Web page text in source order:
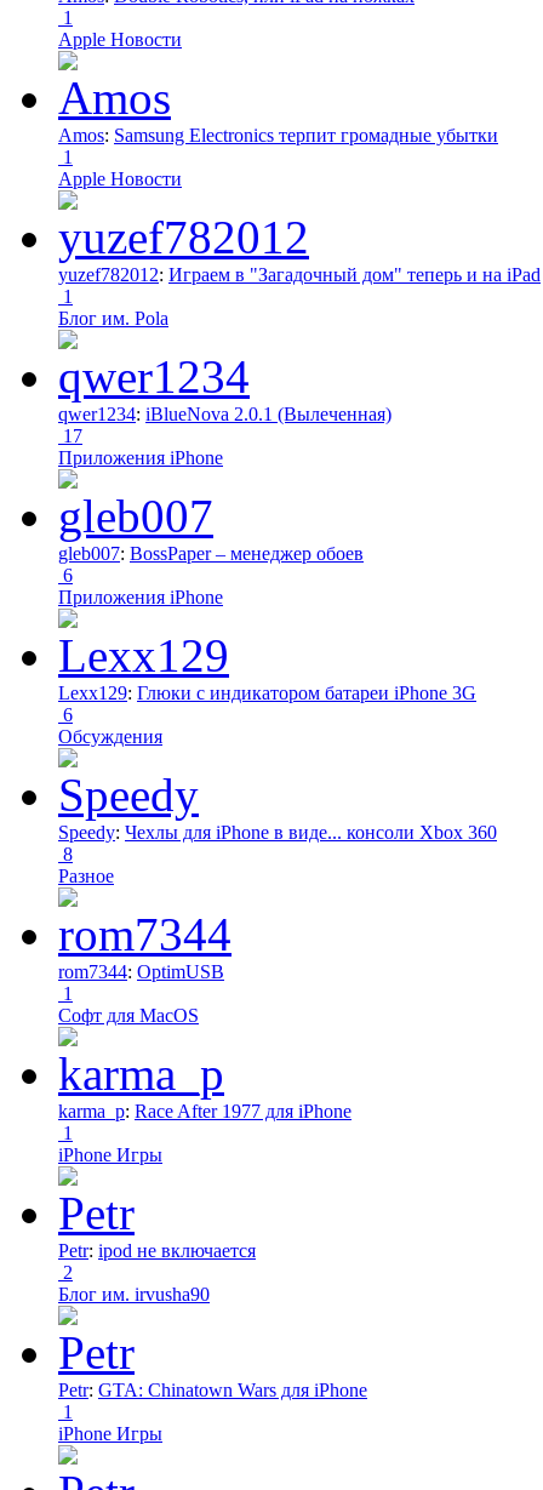
1
Apple Новости
Amos: Samsung Electronics терпит громадные убытки
1
Apple Новости
yuzef782012: Играем в "Загадочный дом" теперь и на iPad
1
Блог им. Pola
qwer1234: iBlueNova 2.0.1 (Вылеченная)
17
Приложения iPhone
gleb007: BossPaper – менеджер обоев
6
Приложения iPhone
Lexx129: Глюки с индикатором батареи iPhone 3G
6
Обсуждения
Speedy: Чехлы для iPhone в виде... консоли Xbox 360
8
Разное
rom7344: OptimUSB
1
Софт для MacOS
karma_p: Race After 1977 для iPhone
1
iPhone Игры
Petr: ipod не включается
2
Блог им. irvusha90
Petr: GTA: Chinatown Wars для iPhone
1
iPhone Игры